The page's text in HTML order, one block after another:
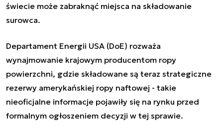
świecie może zabraknąć miejsca na składowanie
surowca.
Departament Energii USA (DoE) rozważa
wynajmowanie krajowym producentom ropy
powierzchni, gdzie składowane są teraz strategiczne
rezerwy amerykańskiej ropy naftowej - takie
nieoficjalne informacje pojawiły się na rynku przed
formalnym ogłoszeniem decyzji w tej sprawie.